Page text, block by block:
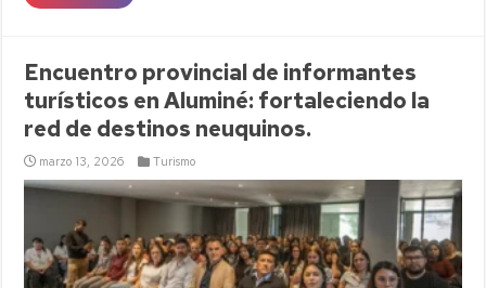
Encuentro provincial de informantes
turísticos en Aluminé: fortaleciendo la
red de destinos neuquinos.
marzo 13, 2026 Turismo